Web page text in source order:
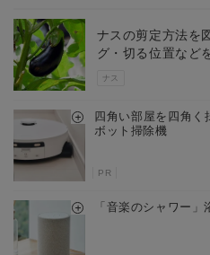
ナス
ナスの剪定方法を
グ・切る位置など
四角い部屋を四角く
ボット掃除機
PR
「音楽のシャワー」